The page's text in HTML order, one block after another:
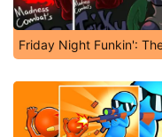
Friday Night Funkin':